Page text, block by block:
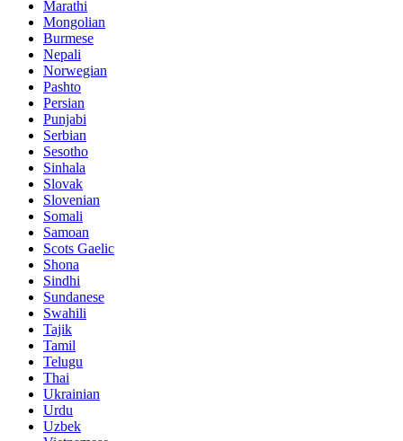
Marathi
Mongolian
Burmese
Nepali
Norwegian
Pashto
Persian
Punjabi
Serbian
Sesotho
Sinhala
Slovak
Slovenian
Somali
Samoan
Scots Gaelic
Shona
Sindhi
Sundanese
Swahili
Tajik
Tamil
Telugu
Thai
Ukrainian
Urdu
Uzbek